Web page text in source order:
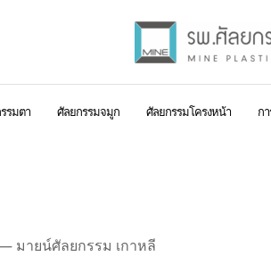
รมตา ศัลยกรรมจมูก ศัลยกรรมโครงหน้า ก
แค่ไหน? คู่มือผู้เชี่ยวช